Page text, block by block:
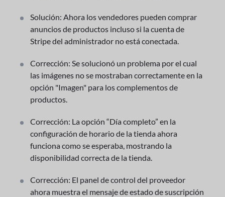
Solución: Ahora los vendedores pueden comprar
anuncios de productos incluso si la cuenta de
Stripe del administrador no está conectada.
Corrección: Se solucionó un problema por el cual
las imágenes no se mostraban correctamente en la
opción "Imagen" para los complementos de
productos.
Corrección: La opción “Día completo” en la
configuración de horario de la tienda ahora
funciona como se esperaba, mostrando la
disponibilidad correcta de la tienda.
Corrección: El panel de control del proveedor
ahora muestra el mensaje de estado de suscripción